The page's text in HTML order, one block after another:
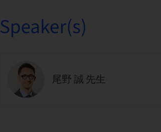
Speaker(s)
尾野 誠 先生